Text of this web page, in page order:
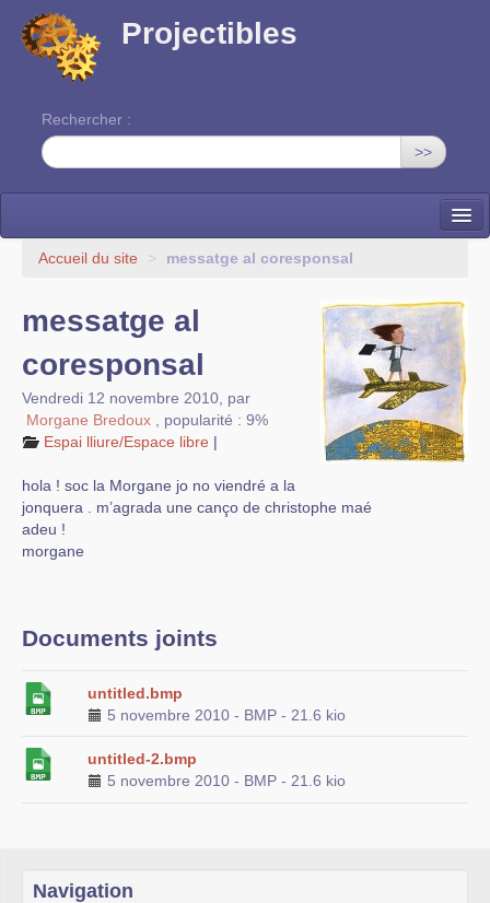
Projectibles
Rechercher :
>>
La ruche
Accueil du site > messatge al coresponsal
messatge al
coresponsal
Vendredi 12 novembre 2010 par
Morgane Bredoux
popularité : 9%
Espai lliure/Espace libre |
hola ! soc la Morgane jo no viendré a la
jonquera . m’agrada une canço de christophe maé
adeu !
morgane
Documents joints
untitled.bmp
5 novembre 2010 - BMP - 21.6 kio
untitled-2.bmp
5 novembre 2010 - BMP - 21.6 kio
Navigation